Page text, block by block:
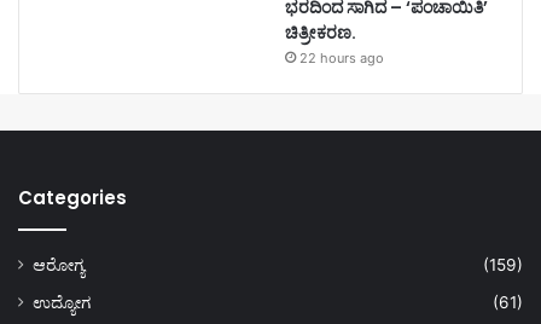
ಭರದಿಂದ ಸಾಗಿದ – ‘ಪಂಚಾಯಿತಿ’
ಚಿತ್ರೀಕರಣ.
22 hours ago
Categories
ಆರೋಗ್ಯ
(159)
ಉದ್ಯೋಗ
(61)